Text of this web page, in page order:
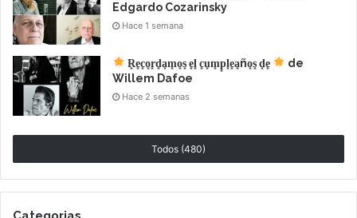
Edgardo Cozarinsky
Hace 1 semana
R͙e͙c͙o͙r͙d͙a͙m͙o͙s͙ e͙l͙ c͙u͙m͙p͙l͙e͙a͙ño͙s͙ d͙e͙
de
Willem Dafoe
Hace 2 semanas
Todos (480)